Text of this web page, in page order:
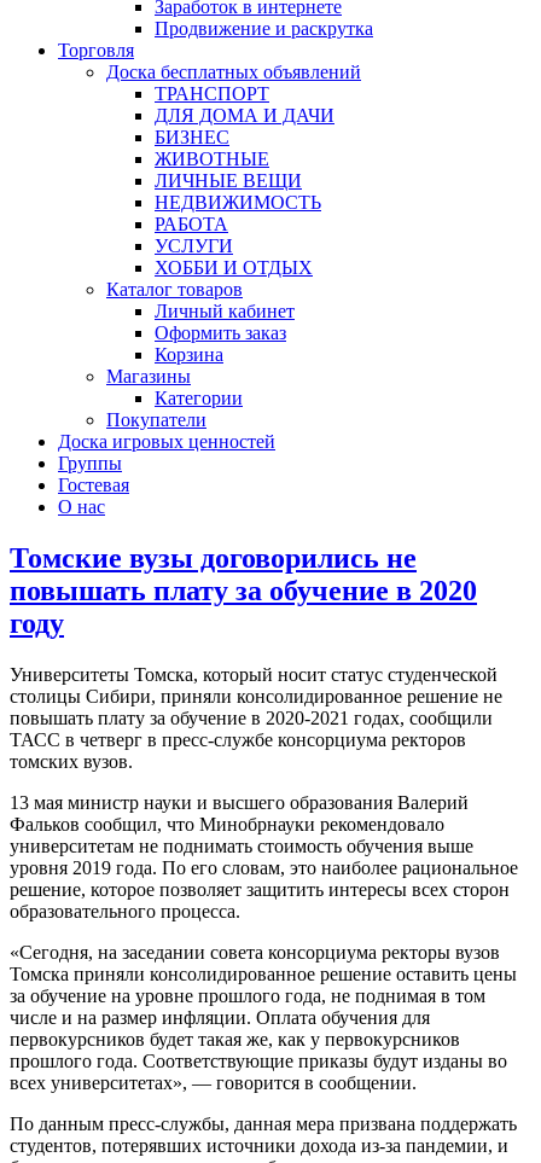
Заработок в интернете
Продвижение и раскрутка
Торговля
Доска бесплатных объявлений
ТРАНСПОРТ
ДЛЯ ДОМА И ДАЧИ
БИЗНЕС
ЖИВОТНЫЕ
ЛИЧНЫЕ ВЕЩИ
НЕДВИЖИМОСТЬ
РАБОТА
УСЛУГИ
ХОББИ И ОТДЫХ
Каталог товаров
Личный кабинет
Оформить заказ
Корзина
Магазины
Категории
Покупатели
Доска игровых ценностей
Группы
Гостевая
О нас
Томские вузы договорились не
повышать плату за обучение в 2020
году
Университеты Томска, который носит статус студенческой
столицы Сибири, приняли консолидированное решение не
повышать плату за обучение в 2020-2021 годах, сообщили
ТАСС в четверг в пресс-службе консорциума ректоров
томских вузов.
13 мая министр науки и высшего образования Валерий
Фальков сообщил, что Минобрнауки рекомендовало
университетам не поднимать стоимость обучения выше
уровня 2019 года. По его словам, это наиболее рациональное
решение, которое позволяет защитить интересы всех сторон
образовательного процесса.
«Сегодня, на заседании совета консорциума ректоры вузов
Томска приняли консолидированное решение оставить цены
за обучение на уровне прошлого года, не поднимая в том
числе и на размер инфляции. Оплата обучения для
первокурсников будет такая же, как у первокурсников
прошлого года. Соответствующие приказы будут изданы во
всех университетах», — говорится в сообщении.
По данным пресс-службы, данная мера призвана поддержать
студентов, потерявших источники дохода из-за пандемии, и